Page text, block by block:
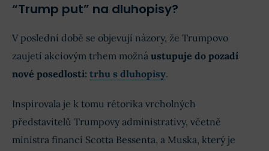
“Trump put” na dluhopisy?
V poslední době se objevují názory, že Trumpovo
zaujetí akciovým trhem možná ustupuje do pozadí
nové posedlosti: trhu s dluhopisy.
Inspirovala je k tomu rétorika vrcholných
představitelů Trumpovy administrativy, včetně
ministra financí Scotta Bessenta, a Muska, který je